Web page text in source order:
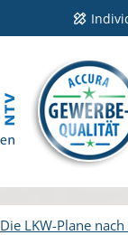
Die LKW-Plane